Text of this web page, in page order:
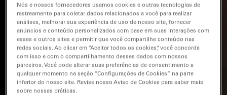
Nós e nossos fornecedores usamos cookies e outras tecnologias de
rastreamento para coletar dados relacionados a você para realizar
análises, melhorar sua experiência de uso de nosso site, fornecer
anúncios e conteúdo personalizados com base em suas interações com
esses e outros sites e permitir que você compartilhe conteúdo nas
redes sociais. Ao clicar em “Aceitar todos os cookies”, você concorda
com isso e com o compartilhamento desses dados com nossos
parceiros. Você pode alterar suas preferências de consentimento a
qualquer momento na seção “Configurações de Cookies” na parte
inferior do nosso site. Revise nosso Aviso de Cookies para saber mais
sobre nossas práticas.